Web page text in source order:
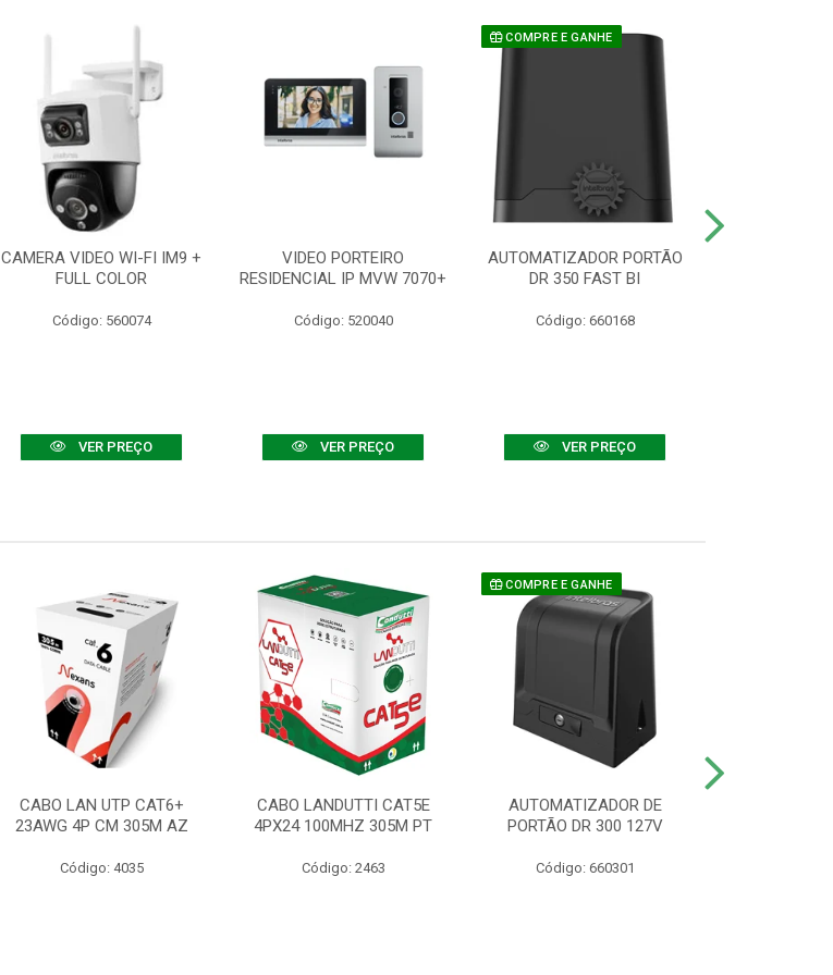
CAMERA VIDEO WI-FI IM9 +
FULL COLOR
Código: 560074
VER PREÇO
VIDEO PORTEIRO
RESIDENCIAL IP MVW 7070+
Código: 520040
VER PREÇO
COMPRE E GANHE
AUTOMATIZADOR PORTÃO
DR 350 FAST BI
Código: 660168
VER PREÇO
CABO LAN UTP CAT6+
23AWG 4P CM 305M AZ
Código: 4035
CABO LANDUTTI CAT5E
4PX24 100MHZ 305M PT
Código: 2463
COMPRE E GANHE
AUTOMATIZADOR DE
PORTÃO DR 300 127V
Código: 660301